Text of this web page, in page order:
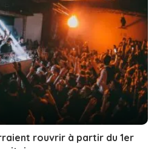
rouvrir à partir du 1er